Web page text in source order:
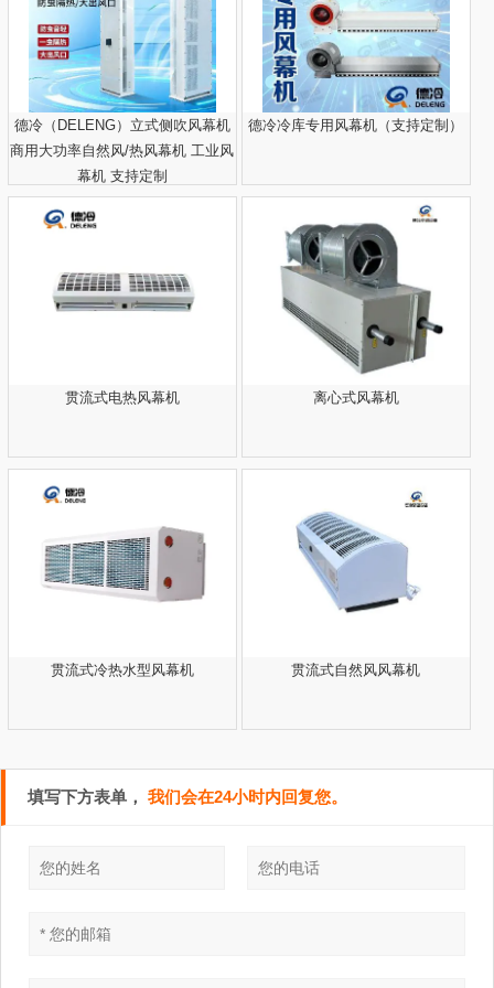
德冷（DELENG）立式侧吹风幕机
商用大功率自然风/热风幕机 工业风
幕机 支持定制
德冷冷库专用风幕机（支持定制）
贯流式电热风幕机 离心式风幕机
贯流式冷热水型风幕机 贯流式自然风风幕机
填写下方表单， 我们会在24小时内回复您。